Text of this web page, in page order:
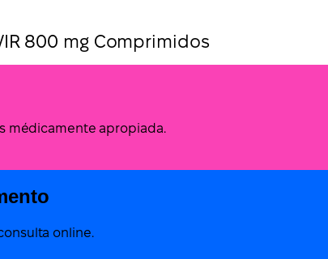
800 mg Comprimidos
médicamente apropiada.
online.